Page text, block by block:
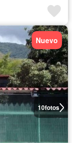
10fotos
Nuevo